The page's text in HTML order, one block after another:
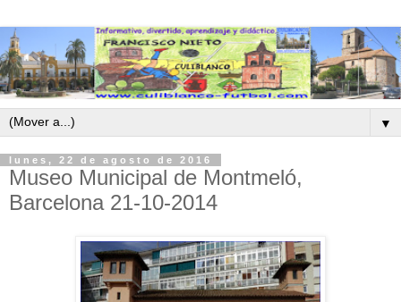
▼
lunes, 22 de agosto de 2016
Museo Municipal de Montmeló,
Barcelona 21-10-2014